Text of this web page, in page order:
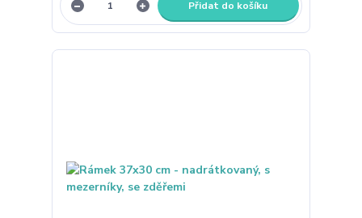
Přidat do košíku